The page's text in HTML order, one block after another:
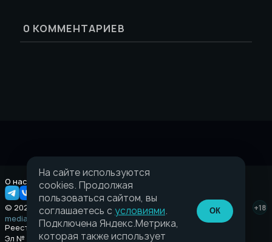
0 КОММЕНТАРИЕВ
О нас Правовая информация
© 2026 Taverna.gg
+18
media@taverna.gg
Реестровая запись:
Эл № ФС77-89710 выдано Федеральной службой по надзору в
На сайте используются
cookies. Продолжая
пользоваться сайтом, вы
соглашаетесь с условиями.
Подключена Яндекс.Метрика,
которая также использует
ОК